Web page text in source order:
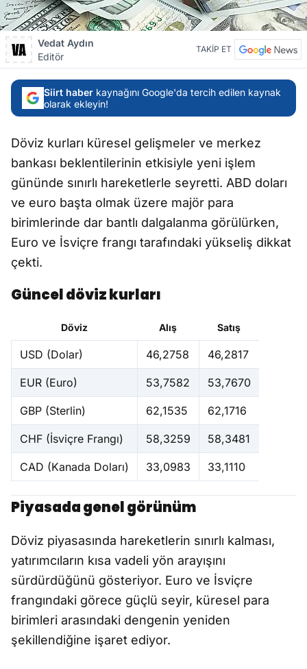
Vedat Aydın
Editör
TAKİP ET
Siirt haber kaynağını Google'da tercih edilen kaynak
olarak ekleyin!
Döviz kurları küresel gelişmeler ve merkez
bankası beklentilerinin etkisiyle yeni işlem
gününde sınırlı hareketlerle seyretti. ABD doları
ve euro başta olmak üzere majör para
birimlerinde dar bantlı dalgalanma görülürken,
Euro ve İsviçre frangı tarafındaki yükseliş dikkat
çekti.
Güncel döviz kurları
Döviz Alış Satış
USD (Dolar) 46,2758 46,2817
EUR (Euro) 53,7582 53,7670
GBP (Sterlin) 62,1535 62,1716
CHF (İsviçre Frangı) 58,3259 58,3481
CAD (Kanada Doları) 33,0983 33,1110
Piyasada genel görünüm
Döviz piyasasında hareketlerin sınırlı kalması,
yatırımcıların kısa vadeli yön arayışını
sürdürdüğünü gösteriyor. Euro ve İsviçre
frangındaki görece güçlü seyir, küresel para
birimleri arasındaki dengenin yeniden
şekillendiğine işaret ediyor.